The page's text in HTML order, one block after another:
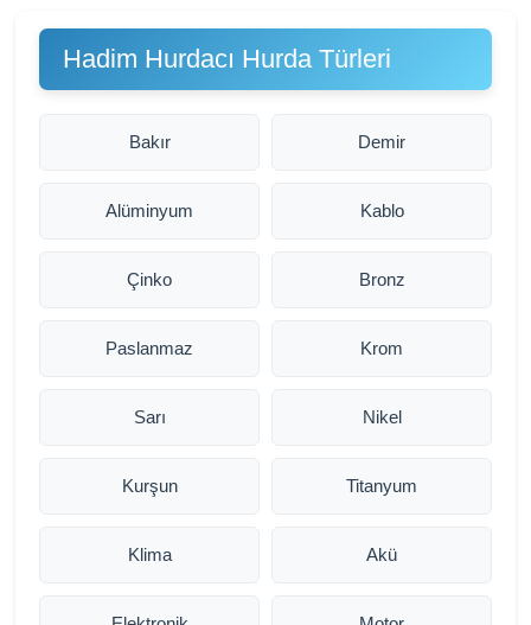
Hadim Hurdacı Hurda Türleri
Bakır Demir
Alüminyum Kablo
Çinko Bronz
Paslanmaz Krom
Sarı Nikel
Kurşun Titanyum
Klima Akü